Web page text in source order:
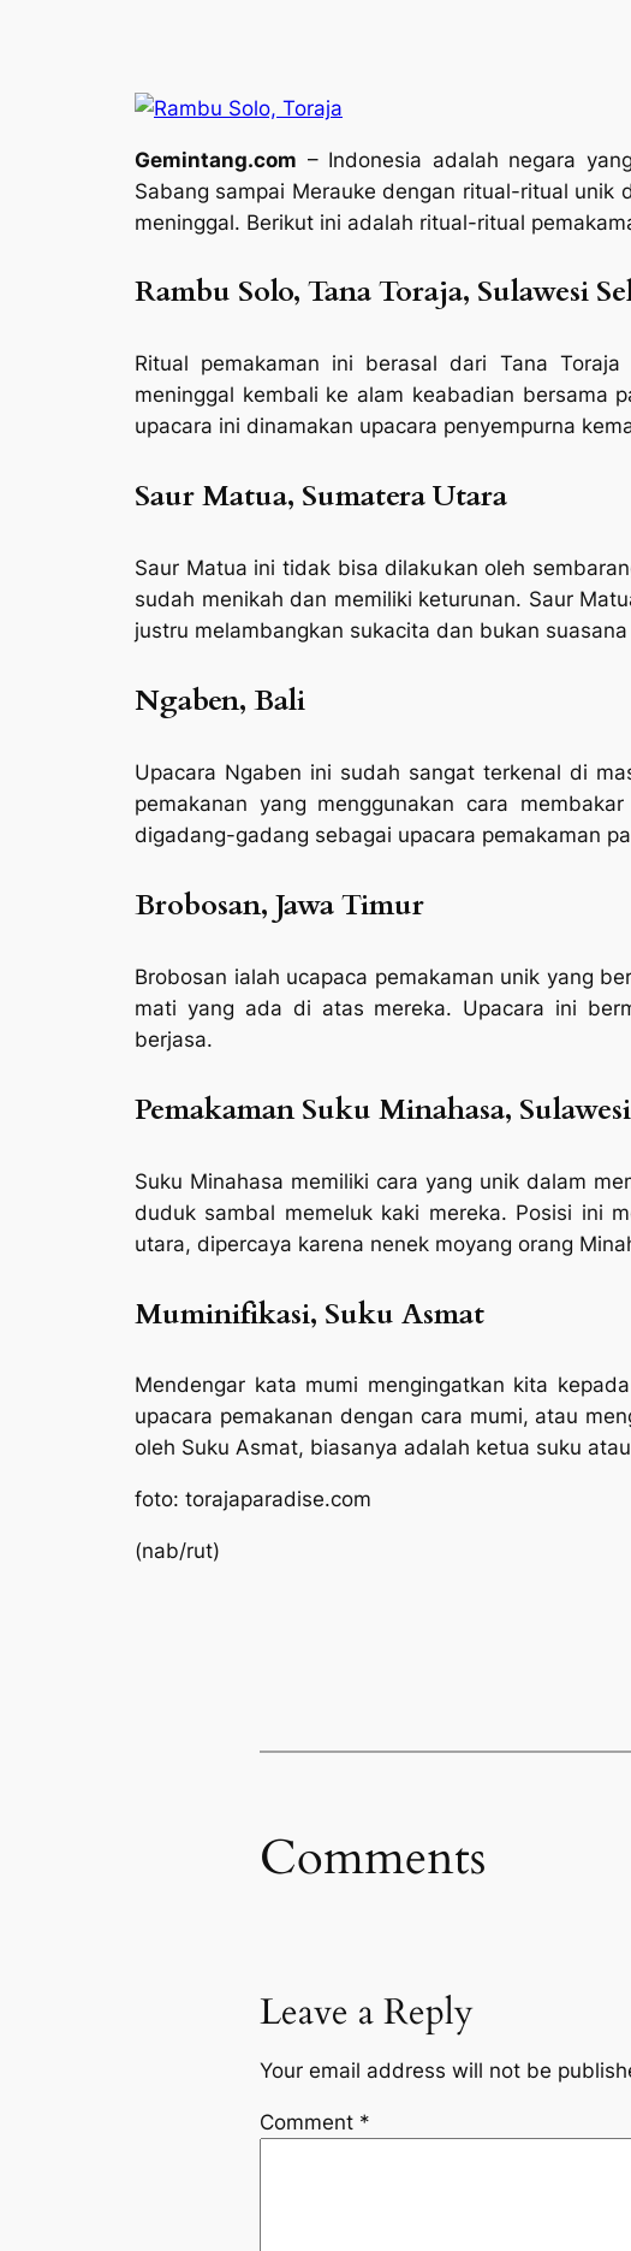
Gemintang.com – Indonesia adalah negara
Sabang sampai Merauke dengan ritual-ritual unik
meninggal. Berikut ini adalah ritual-ritual
Rambu Solo, Tana Toraja, Sulawesi
Ritual pemakaman ini berasal dari Tana
meninggal kembali ke alam keabadian bersama
upacara ini dinamakan upacara penyempurna
Saur Matua, Sumatera Utara
Saur Matua ini tidak bisa dilakukan oleh
sudah menikah dan memiliki keturunan. Saur
justru melambangkan sukacita dan bukan
Ngaben, Bali
Upacara Ngaben ini sudah sangat terkenal di
pemakanan yang menggunakan cara
digadang-gadang sebagai upacara pemakaman
Brobosan, Jawa Timur
Brobosan ialah ucapaca pemakaman unik yang
mati yang ada di atas mereka. Upacara ini
berjasa.
Pemakaman Suku Minahasa,
Suku Minahasa memiliki cara yang unik dalam
duduk sambal memeluk kaki mereka. Posisi ini
utara, dipercaya karena nenek moyang orang
Muminifikasi, Suku Asmat
Mendengar kata mumi mengingatkan kita
upacara pemakanan dengan cara mumi, atau
oleh Suku Asmat, biasanya adalah ketua suku
foto: torajaparadise.com
(nab/rut)
Comments
Leave a Reply
Your email address will not be
Comment *